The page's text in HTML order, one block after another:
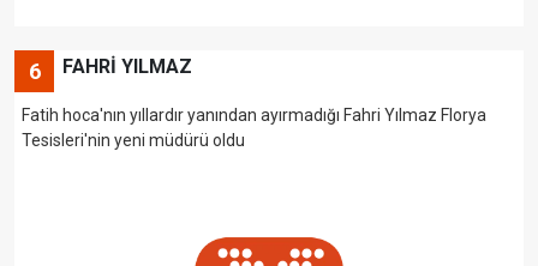
6 FAHRİ YILMAZ
Fatih hoca'nın yıllardır yanından ayırmadığı Fahri Yılmaz Florya
Tesisleri'nin yeni müdürü oldu